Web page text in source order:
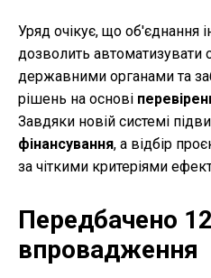
Уряд очікує, що об'єднання
дозволить автоматизувати
державними органами та
рішень на основі
Завдяки новій системі
фінансування, а відбір
за чіткими критеріями
Передбачено
впровадження